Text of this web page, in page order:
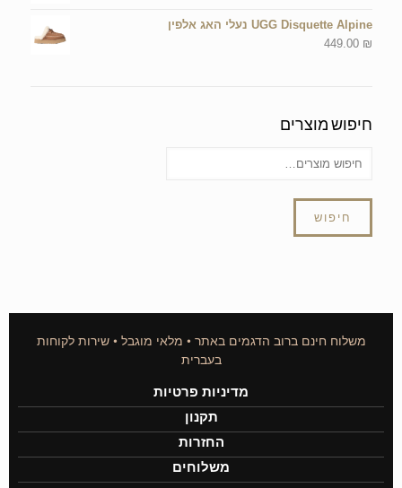
UGG Disquette Alpine נעלי האג אלפין
449.00 ₪
חיפוש מוצרים
חיפוש
משלוח חינם ברוב הדגמים באתר • מלאי מוגבל • שירות לקוחות
בעברית
מדיניות פרטיות
תקנון
החזרות
משלוחים